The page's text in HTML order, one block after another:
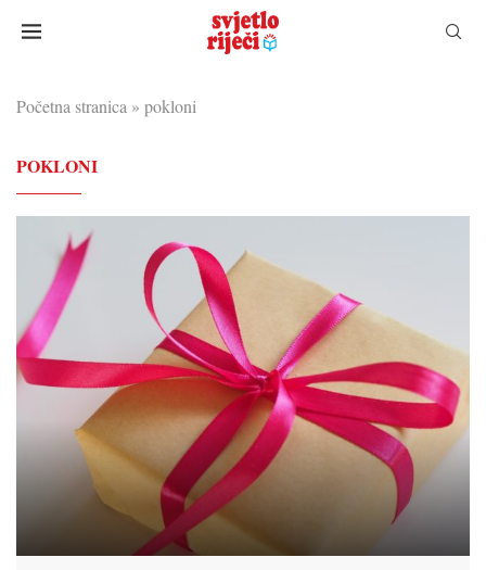
Početna stranica » pokloni
POKLONI